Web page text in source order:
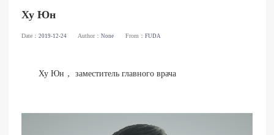
Ху Юн
Date： 2019-12-24 Author：None From： FUDA
Ху Юн， заместитель главного врача